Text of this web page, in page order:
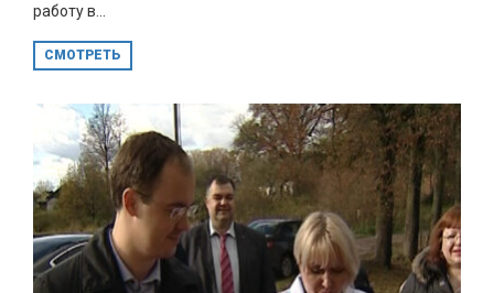
работу в...
СМОТРЕТЬ